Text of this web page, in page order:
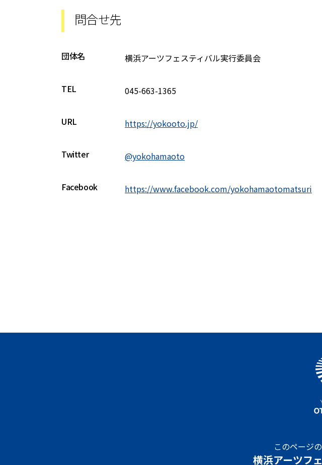
問合せ先
団体名 横浜アーツフェスティバル実行委員会
TEL 045-663-1365
URL https://yokooto.jp/
Twitter @yokohamaoto
Facebook https://www.facebook.com/yokohamaotomatsuri
このページ
横浜アーツフ